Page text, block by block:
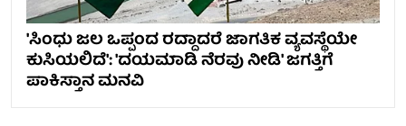
'ಸಿಂಧು ಜಲ ಒಪ್ಪಂದ ರದ್ದಾದರೆ ಜಾಗತಿಕ ವ್ಯವಸ್ಥೆಯೇ
ಕುಸಿಯಲಿದೆ': 'ದಯಮಾಡಿ ನೆರವು ನೀಡಿ' ಜಗತ್ತಿಗೆ
ಪಾಕಿಸ್ತಾನ ಮನವಿ